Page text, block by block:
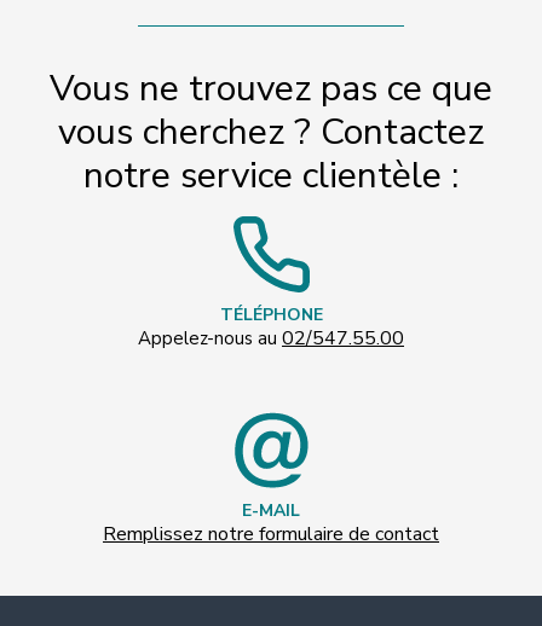
Vous ne trouvez pas ce que
vous cherchez ? Contactez
notre service clientèle :
TÉLÉPHONE
Appelez-nous au 02/547.55.00
E-MAIL
Remplissez notre formulaire de contact